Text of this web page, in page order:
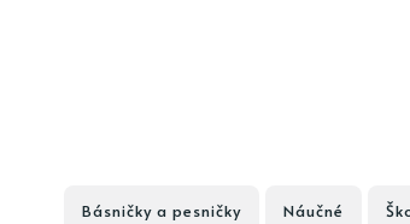
Básničky a pesničky Náučné